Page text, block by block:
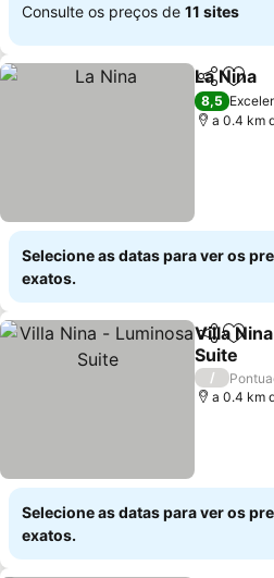
Consulte os preços de 11 sites
Partilhar
La Nina
8,5
a 0.4 km
Selecione as datas para ver os
exatos.
Partilhar
Villa
Suite
Ver
/
a 0.4 km
Selecione as datas para ver os
exatos.